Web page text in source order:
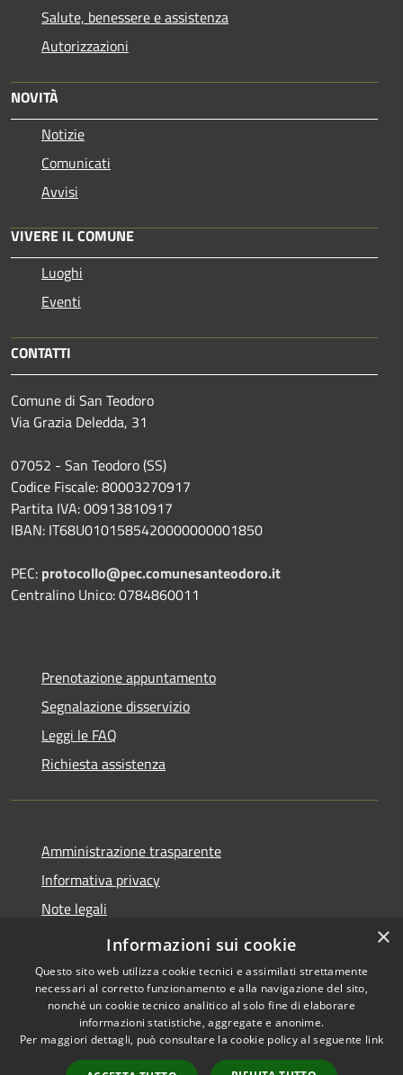
Salute, benessere e assistenza
Autorizzazioni
NOVITÀ
Notizie
Comunicati
Avvisi
VIVERE IL COMUNE
Luoghi
Eventi
CONTATTI
Comune di San Teodoro
Via Grazia Deledda, 31
07052 - San Teodoro (SS)
Codice Fiscale: 80003270917
Partita IVA: 00913810917
IBAN: IT68U0101585420000000001850
PEC: protocollo@pec.comunesanteodoro.it
Centralino Unico: 0784860011
Prenotazione appuntamento
Segnalazione disservizio
Leggi le FAQ
Richiesta assistenza
Amministrazione trasparente
Informativa privacy
Note legali
Dichiarazione di accessibilità
Accessibilità
Copyright © 2026 • Comune di
San Teodoro • Powered by
×
Informazioni sui cookie
Questo sito web utilizza cookie tecnici e assimilati strettamente
necessari al corretto funzionamento e alla navigazione del sito,
nonché un cookie tecnico analitico al solo fine di elaborare
informazioni statistiche, aggregate e anonime.
Per maggiori dettagli, può consultare la cookie policy al seguente link